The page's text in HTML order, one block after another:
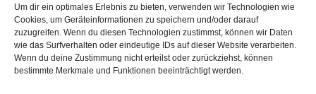
Um dir ein optimales Erlebnis zu bieten, verwenden wir Technologien wie
Cookies, um Geräteinformationen zu speichern und/oder darauf
zuzugreifen. Wenn du diesen Technologien zustimmst, können wir Daten
wie das Surfverhalten oder eindeutige IDs auf dieser Website verarbeiten.
Wenn du deine Zustimmung nicht erteilst oder zurückziehst, können
bestimmte Merkmale und Funktionen beeinträchtigt werden.
DATENSCHUTZERKLAERUNG
COOKIE-RICHTLINIE (EU)